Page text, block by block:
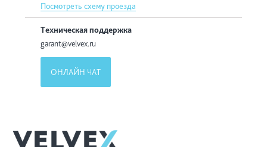
Посмотреть схему проезда
Техническая поддержка
garant@velvex.ru
ОНЛАЙН ЧАТ